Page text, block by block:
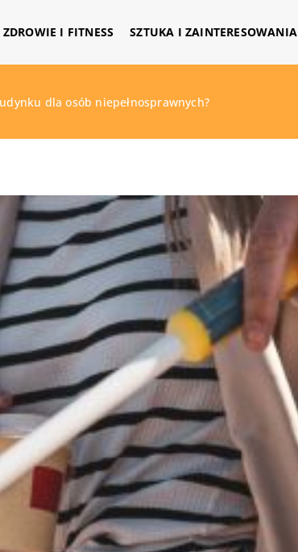
ZDROWIE I FITNESS SZTUKA I ZAINTERESOWANIA
dla osób niepełnosprawnych?